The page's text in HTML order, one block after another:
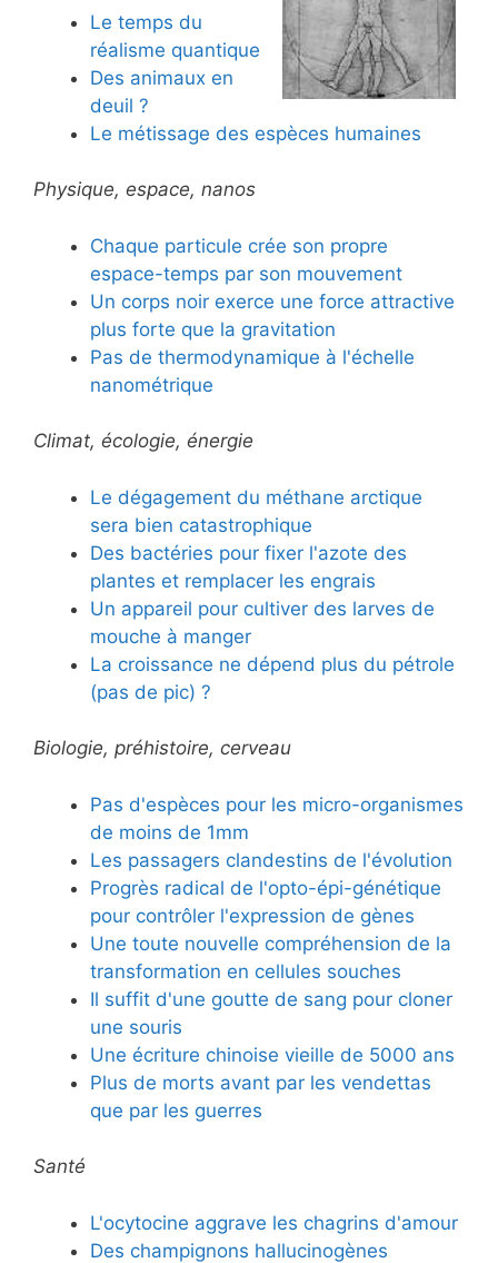
Le temps du
réalisme quantique
Des animaux en
deuil ?
Le métissage des espèces humaines
Physique, espace, nanos
Chaque particule crée son propre
espace-temps par son mouvement
Un corps noir exerce une force attractive
plus forte que la gravitation
Pas de thermodynamique à l'échelle
nanométrique
Climat, écologie, énergie
Le dégagement du méthane arctique
sera bien catastrophique
Des bactéries pour fixer l'azote des
plantes et remplacer les engrais
Un appareil pour cultiver des larves de
mouche à manger
La croissance ne dépend plus du pétrole
(pas de pic) ?
Biologie, préhistoire, cerveau
Pas d'espèces pour les micro-organismes
de moins de 1mm
Les passagers clandestins de l'évolution
Progrès radical de l'opto-épi-génétique
pour contrôler l'expression de gènes
Une toute nouvelle compréhension de la
transformation en cellules souches
Il suffit d'une goutte de sang pour cloner
une souris
Une écriture chinoise vieille de 5000 ans
Plus de morts avant par les vendettas
que par les guerres
Santé
L'ocytocine aggrave les chagrins d'amour
Des champignons hallucinogènes